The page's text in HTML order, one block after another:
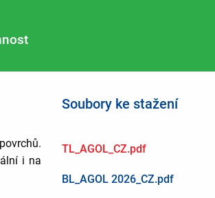
i na
Soubory ke stažení
TL_AGOL_CZ.pdf
BL_AGOL 2026_CZ.pdf